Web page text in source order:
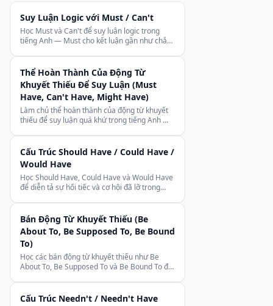
Suy Luận Logic với Must / Can't
Học Must và Can't để suy luận logic trong
tiếng Anh — Must cho kết luận gần như chắc
không thể.
Thể Hoàn Thành Của Động Từ
Khuyết Thiếu Để Suy Luận (Must
Have, Can't Have, Might Have)
Làm chủ thể hoàn thành của động từ khuyết
thiếu để suy luận quá khứ trong tiếng Anh —
Have.
Cấu Trúc Should Have / Could Have /
Would Have
Học Should Have, Could Have và Would Have
để diễn tả sự hối tiếc và cơ hội đã lỡ trong
Bán Động Từ Khuyết Thiếu (Be
About To, Be Supposed To, Be Bound
To)
Học các bán động từ khuyết thiếu như Be
About To, Be Supposed To và Be Bound To để
chính không thể.
Cấu Trúc Needn't / Needn't Have